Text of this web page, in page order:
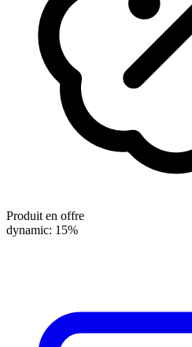
Produit en offre
dynamic: 15%